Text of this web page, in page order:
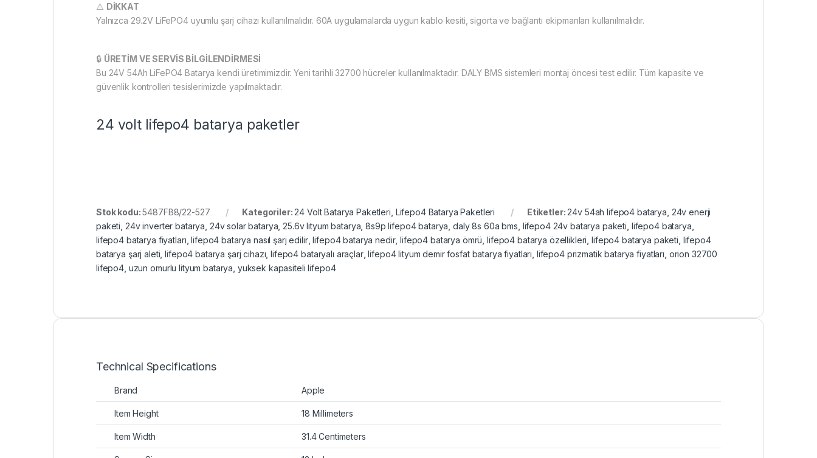
⚠️ DİKKAT
Yalnızca 29.2V LiFePO4 uyumlu şarj cihazı kullanılmalıdır. 60A uygulamalarda uygun kablo kesiti, sigorta ve bağlantı ekipmanları kullanılmalıdır.
🔒 ÜRETİM VE SERVİS BİLGİLENDİRMESİ
Bu 24V 54Ah LiFePO4 Batarya kendi üretimimizdir. Yeni tarihli 32700 hücreler kullanılmaktadır. DALY BMS sistemleri montaj öncesi test edilir. Tüm kapasite ve
güvenlik kontrolleri tesislerimizde yapılmaktadır.
24 volt lifepo4 batarya paketler
Stok kodu:5487FB8/22-527 Kategoriler:24 Volt Batarya Paketleri Lifepo4 Batarya Paketleri Etiketler:24v 54ah lifepo4 batarya 24v enerji
paketi 24v inverter batarya 24v solar batarya ,25.6v lityum batarya ,8s9p lifepo4 batarya ,daly 8s 60a bms lifepo4 24v batarya paketi lifepo4 batarya
lifepo4 batarya fiyatları ,lifepo4 batarya nasıl şarj edilir,lifepo4 batarya nedir,lifepo4 batarya ömrü ,lifepo4 batarya özellikleri ,lifepo4 batarya paketi lifepo4
batarya şarj aleti ,lifepo4 batarya şarj cihazı ,lifepo4 bataryalı araçlar,lifepo4 lityum demir fosfat batarya fiyatları lifepo4 prizmatik batarya fiyatları orion 32700
lifepo4 uzun omurlu lityum batarya yuksek kapasiteli lifepo4
Technical Specifications
Brand Apple
Item Height 18 Millimeters
Item Width 31.4 Centimeters